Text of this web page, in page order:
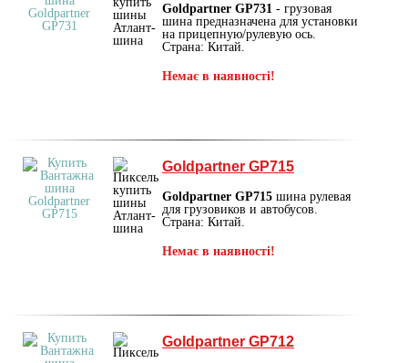
Goldpartner GP731 - грузовая
шина предназначена для установки
на прицепную/рулевую ось.
Страна: Китай.
Немає в наявності!
Goldpartner GP715
Goldpartner GP715 шина рулевая
для грузовиков и автобусов.
Страна: Китай.
Немає в наявності!
Goldpartner GP712